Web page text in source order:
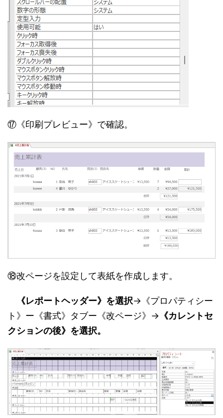
⑰《印刷プレビュー》で確認。
⑱改ページを設定して表紙を作成します。
《レポートヘッダー》を選択→《プロパティシー
ト》ー《書式》タブー《改ページ》→ 《カレントセ
クションの後》を選択。